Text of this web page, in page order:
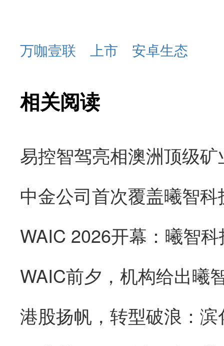
万咖壹联 上市 安卓生态
相关阅读
易控智驾亮相澳洲顶级
WAIC前夕，机构给出曦